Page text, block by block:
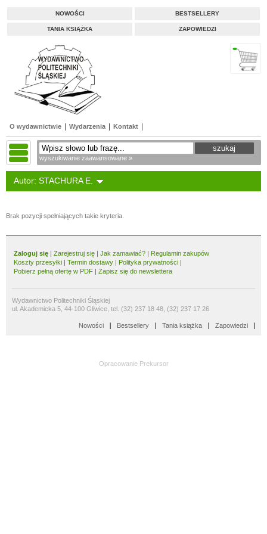
NOWOŚCI BESTSELLERY
TANIA KSIĄŻKA ZAPOWIEDZI
O wydawnictwie Wydarzenia Kontakt
wyszukiwanie zaawansowane »
Autor: STACHURA E.
Brak pozycji spełniających takie kryteria.
Zaloguj się | Zarejestruj się | Jak zamawiać? | Regulamin zakupów
Koszty przesyłki | Termin dostawy | Polityka prywatności |
Pobierz pełną ofertę w PDF | Zapisz się do newslettera
Wydawnictwo Politechniki Śląskiej
ul. Akademicka 5, 44-100 Gliwice, tel. (32) 237 18 48, (32) 237 17 26
Nowości Bestsellery Tania książka Zapowiedzi
Opracowanie Prekursor